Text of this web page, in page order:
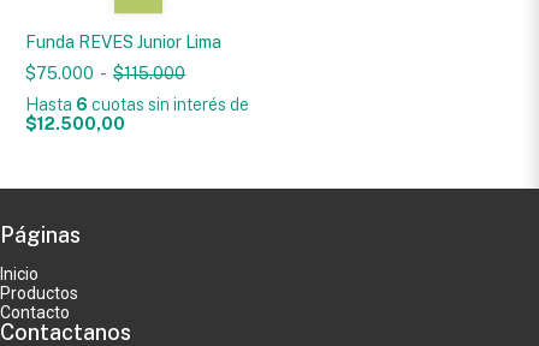
Funda REVES Junior Lima
$75.000 - $115.000
Hasta 6 cuotas sin interésde
$12.500,00
Páginas
Inicio
Productos
Contacto
Contactanos